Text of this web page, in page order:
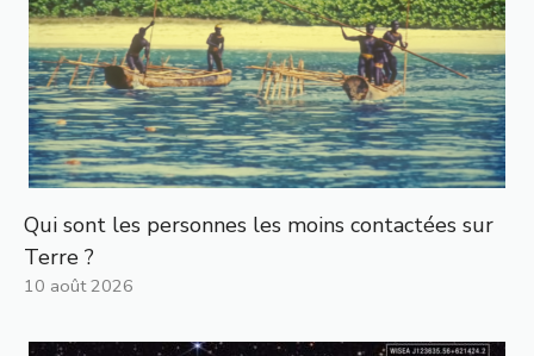
Qui sont les personnes les moins contactées sur
Terre ?
10 août 2026